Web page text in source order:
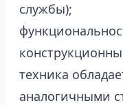
службы);
техника
аналогичными